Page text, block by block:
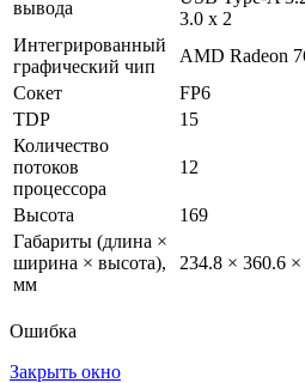
вывода
3.0 x 2
Интегрированный
графический чип
AMD Radeon
Сокет
FP6
TDP
15
Количество
потоков
процессора
12
Высота
169
Габариты (длина ×
ширина × высота),
мм
234.8 × 360.6 ×
Ошибка
Закрыть окно